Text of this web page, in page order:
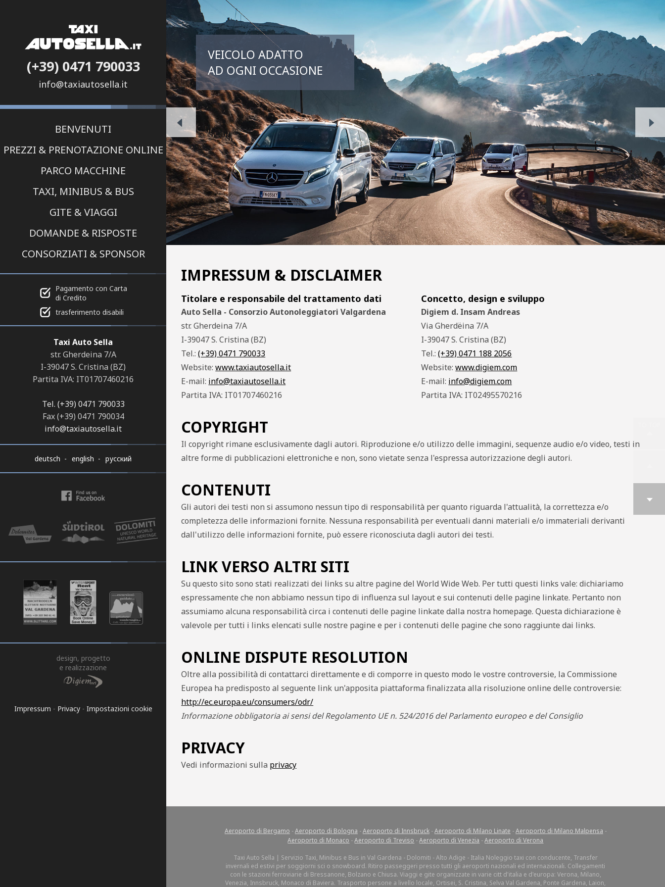
(+39) 0471 790033
info@taxiautosella.it
BENVENUTI
PREZZI & PRENOTAZIONE ONLINE
PARCO MACCHINE
TAXI, MINIBUS & BUS
GITE & VIAGGI
DOMANDE & RISPOSTE
CONSORZIATI & SPONSOR
Pagamento con Carta
di Credito
trasferimento disabili
Taxi Auto Sella
str. Gherdeina 7/A
I-39047 S. Cristina (BZ)
Partita IVA: IT01707460216
Tel. (+39) 0471 790033
Fax (+39) 0471 790034
info@taxiautosella.it
deutsch english русский
design, progetto
e realizzazione
Impressum - Privacy- Impostazioni cookie
VEICOLO ADATTO
AD OGNI OCCASIONE
IMPRESSUM & DISCLAIMER
Titolare e responsabile del trattamento dati
Auto Sella - Consorzio Autonoleggiatori Valgardena
str. Gherdeina 7/A
I-39047 S. Cristina (BZ)
Tel.:(+39) 0471 790033
Website:www.taxiautosella.it
E-mail: info@taxiautosella.it
Partita IVA: IT01707460216
Concetto, design e sviluppo
Digiem d. Insam Andreas
Via Gherdëina 7/A
I-39047 S. Cristina (BZ)
Tel.:(+39) 0471 188 2056
Website:www.digiem.com
E-mail: info@digiem.com
Partita IVA: IT02495570216
COPYRIGHT
Il copyright rimane esclusivamente dagli autori. Riproduzione e/o utilizzo delle immagini, sequenze audio e/o video, testi in
altre forme di pubblicazioni elettroniche e non, sono vietate senza l'espressa autorizzazione degli autori.
CONTENUTI
Gli autori dei testi non si assumono nessun tipo di responsabilità per quanto riguarda l'attualità, la correttezza e/o
completezza delle informazioni fornite. Nessuna responsabilità per eventuali danni materiali e/o immateriali derivanti
dall'utilizzo delle informazioni fornite, può essere riconosciuta dagli autori dei testi.
LINK VERSO ALTRI SITI
Su questo sito sono stati realizzati dei links su altre pagine del World Wide Web. Per tutti questi links vale: dichiariamo
espressamente che non abbiamo nessun tipo di influenza sul layout e sui contenuti delle pagine linkate. Pertanto non
assumiamo alcuna responsabilità circa i contenuti delle pagine linkate dalla nostra homepage. Questa dichiarazione è
valevole per tutti i links elencati sulle nostre pagine e per i contenuti delle pagine che sono raggiunte dai links.
ONLINE DISPUTE RESOLUTION
Oltre alla possibilità di contattarci direttamente e di comporre in questo modo le vostre controversie, la Commissione
Europea ha predisposto al seguente link un'apposita piattaforma finalizzata alla risoluzione online delle controversie:
http://ec.europa.eu/consumers/odr/
Informazione obbligatoria ai sensi del Regolamento UE n. 524/2016 del Parlamento europeo e del Consiglio
PRIVACY
Vedi informazioni sulla privacy
Aeroporto di Bergamo -Aeroporto di Bologna -Aeroporto di Innsbruck-Aeroporto di Milano Linate -Aeroporto di Milano Malpensa -
Aeroporto di Monaco -Aeroporto di Treviso -Aeroporto di Venezia -Aeroporto di Verona
Taxi Auto Sella | Servizio Taxi, Minibus e Bus in Val Gardena - Dolomiti - Alto Adige - Italia Noleggio taxi con conducente, Transfer
invernali ed estivi per soggiorni sci o snowboard. Ritiro passeggeri presso tutti gli aeroporti nazionali ed internazionali. Collegamenti
con le stazioni ferroviarie di Bressanone, Bolzano e Chiusa. Viaggi e gite organizzate in varie citt d'italia e d'europa: Verona, Milano,
Venezia, Innsbruck, Monaco di Baviera. Trasporto persone a livello locale, Ortisei, S. Cristina, Selva Val Gardena, Ponte Gardena, Laion,